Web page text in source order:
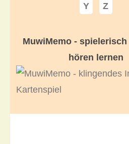
Y
Z
MuwiMemo -
hören lernen